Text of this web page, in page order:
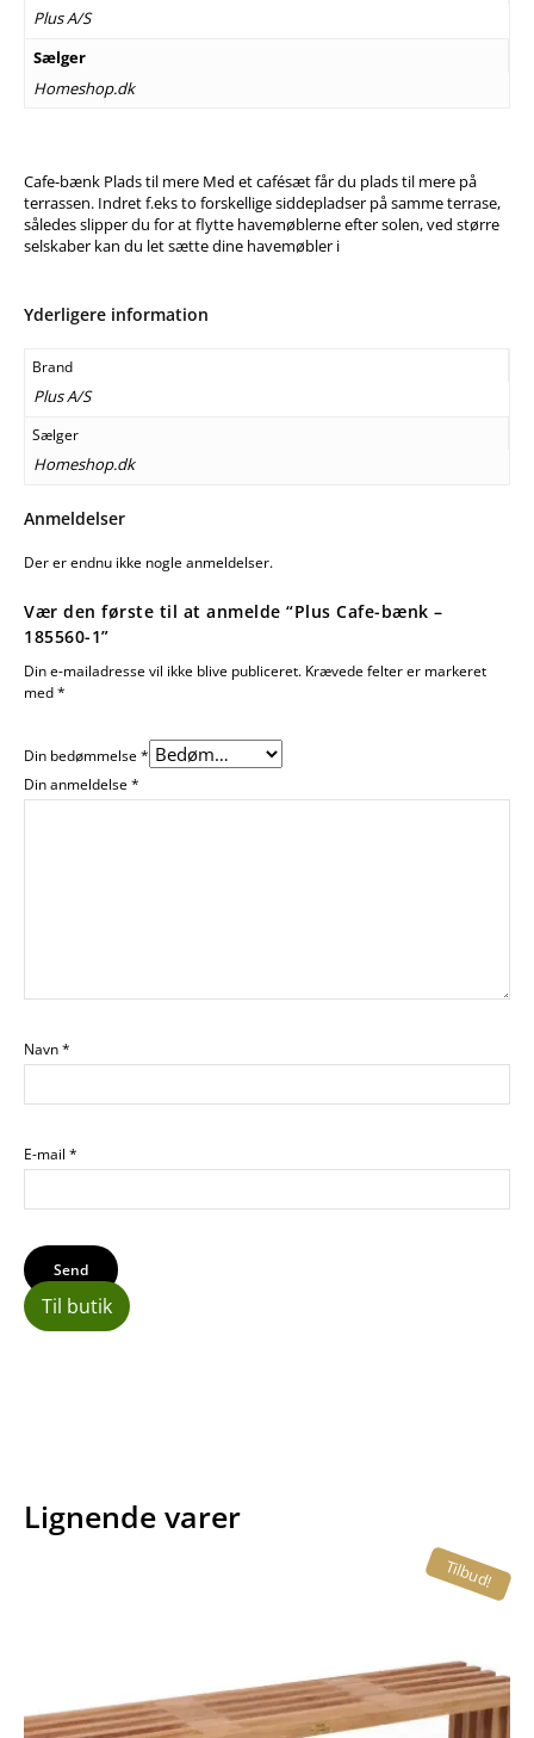
Plus A/S
Sælger
Homeshop.dk
Cafe-bænk Plads til mere Med et cafésæt får du plads til mere på
terrassen. Indret f.eks to forskellige siddepladser på samme terrase,
således slipper du for at flytte havemøblerne efter solen, ved større
selskaber kan du let sætte dine havemøbler i
Yderligere information
Brand
Plus A/S
Sælger
Homeshop.dk
Anmeldelser
Der er endnu ikke nogle anmeldelser.
Vær den første til at anmelde “Plus Cafe-bænk –
185560-1”
Din e-mailadresse vil ikke blive publiceret. Krævede felter er markeret
med*
Din bedømmelse*
Din anmeldelse*
Navn*
E-mail *
Til butik
Lignende varer
Tilbud!